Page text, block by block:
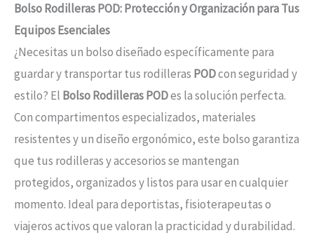
Bolso Rodilleras POD: Protección y Organización para Tus
Equipos Esenciales
¿Necesitas un bolso diseñado específicamente para
guardar y transportar tus rodilleras PODcon seguridad y
estilo? El Bolso Rodilleras PODes la solución perfecta.
Con compartimentos especializados, materiales
resistentes y un diseño ergonómico, este bolso garantiza
que tus rodilleras y accesorios se mantengan
protegidos, organizados y listos para usar en cualquier
momento. Ideal para deportistas, fisioterapeutas o
viajeros activos que valoran la practicidad y durabilidad.